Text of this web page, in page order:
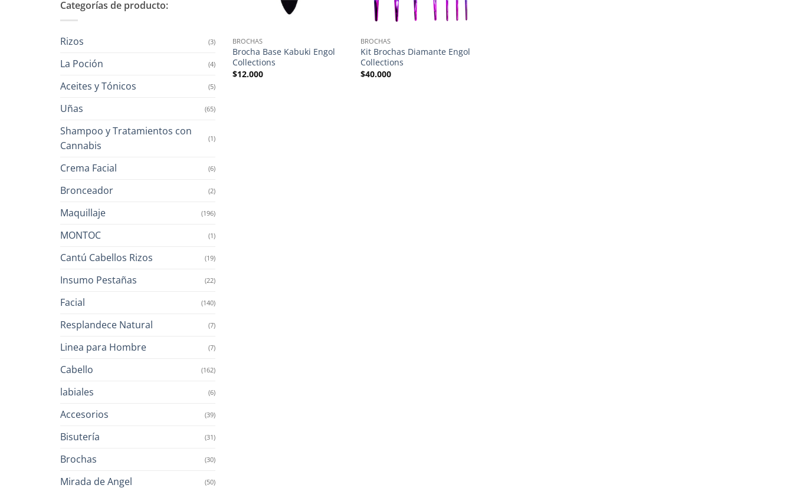
Categorías de producto:
Rizos (3)
La Poción (4)
Aceites y Tónicos (5)
Uñas (65)
Shampoo y Tratamientos con
Cannabis
(1)
Crema Facial (6)
Bronceador (2)
Maquillaje (196)
MONTOC (1)
Cantú Cabellos Rizos (19)
Insumo Pestañas (22)
Facial (140)
Resplandece Natural (7)
Linea para Hombre (7)
Cabello (162)
labiales (6)
Accesorios (39)
Bisutería (31)
Brochas (30)
Mirada de Angel (50)
BROCHAS
Brocha Base Kabuki Engol
Collections
$12.000
BROCHAS
Kit Brochas Diamante Engol
Collections
$40.000